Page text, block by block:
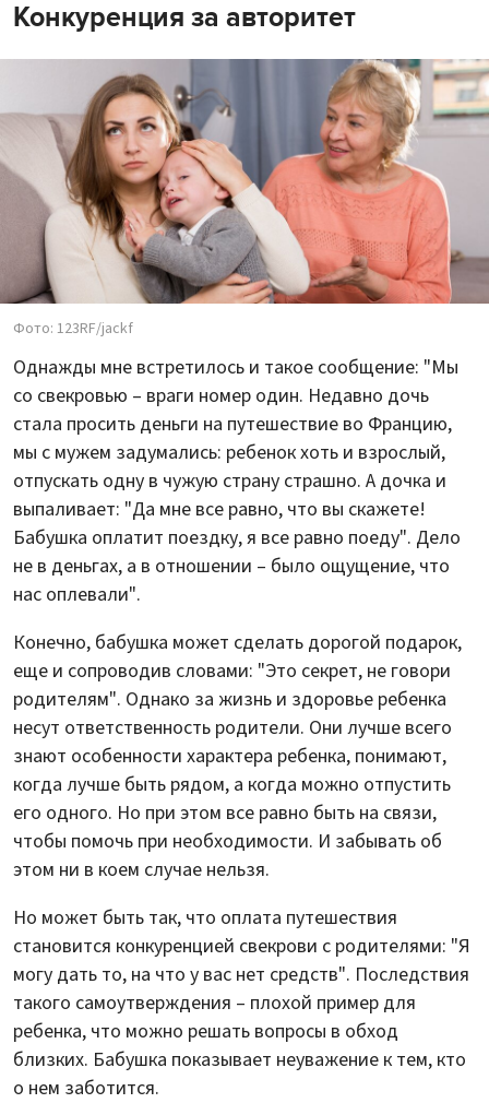
Конкуренция за авторитет
Фото: 123RF/jackf
Однажды мне встретилось и такое сообщение: "Мы
со свекровью – враги номер один. Недавно дочь
стала просить деньги на путешествие во Францию,
мы с мужем задумались: ребенок хоть и взрослый,
отпускать одну в чужую страну страшно. А дочка и
выпаливает: "Да мне все равно, что вы скажете!
Бабушка оплатит поездку, я все равно поеду". Дело
не в деньгах, а в отношении – было ощущение, что
нас оплевали".
Конечно, бабушка может сделать дорогой подарок,
еще и сопроводив словами: "Это секрет, не говори
родителям". Однако за жизнь и здоровье ребенка
несут ответственность родители. Они лучше всего
знают особенности характера ребенка, понимают,
когда лучше быть рядом, а когда можно отпустить
его одного. Но при этом все равно быть на связи,
чтобы помочь при необходимости. И забывать об
этом ни в коем случае нельзя.
Но может быть так, что оплата путешествия
становится конкуренцией свекрови с родителями: "Я
могу дать то, на что у вас нет средств". Последствия
такого самоутверждения – плохой пример для
ребенка, что можно решать вопросы в обход
близких. Бабушка показывает неуважение к тем, кто
о нем заботится.